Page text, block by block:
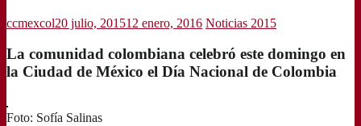
ccmexcol20 julio, 201512 enero, 2016 Noticias 2015
La comunidad colombiana celebró este domingo en
la Ciudad de México el Día Nacional de Colombia
Foto: Sofía Salinas